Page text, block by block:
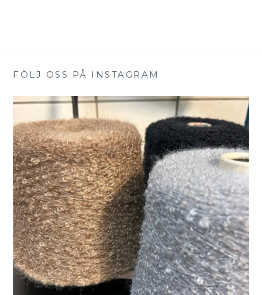
FÖLJ OSS PÅ INSTAGRAM